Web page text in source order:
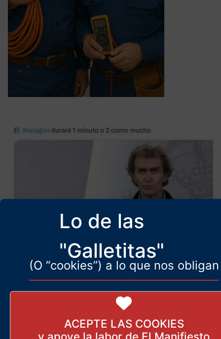
Lo de las
"Galletitas"
(O “cookies”) a lo que nos obligan
ACEPTE LAS COOKIES
Naturaleza